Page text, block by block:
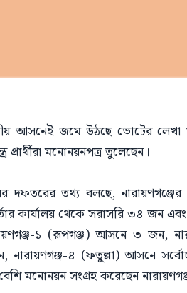
আসনেই জমে উঠছে ভোটের
মনোনয়নপত্র তুলেছেন।
দফতরের তথ্য বলছে,
কার্যালয় থেকে সরাসরি ৩৪ জন এবং
১ (রূপগঞ্জ) আসনে ৩
নারায়ণগঞ্জ-৪ (ফতুল্লা) আসনে
মনোনয়ন সংগ্রহ করেছেন